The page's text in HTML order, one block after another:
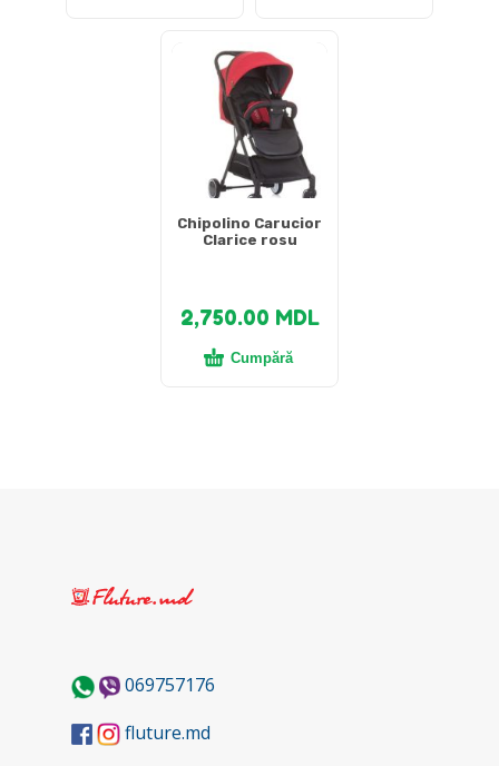
Chipolino Carucior
Clarice rosu
2,750.00 MDL
Cumpără
069757176
fluture.md